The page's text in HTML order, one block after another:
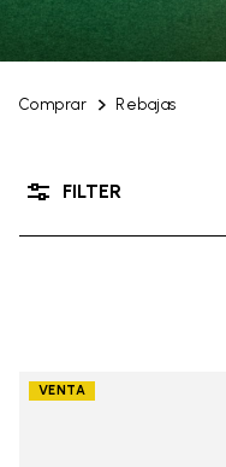
Comprar Rebajas
FILTER
VENTA